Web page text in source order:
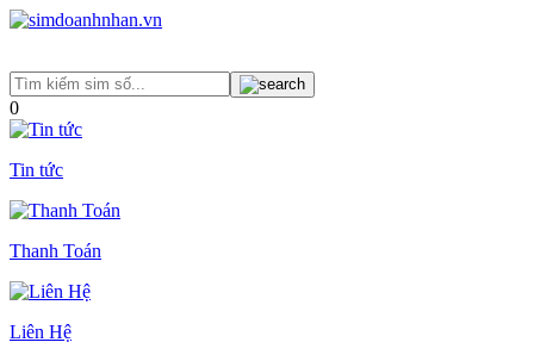
0
Tin tức
Thanh Toán
Liên Hệ